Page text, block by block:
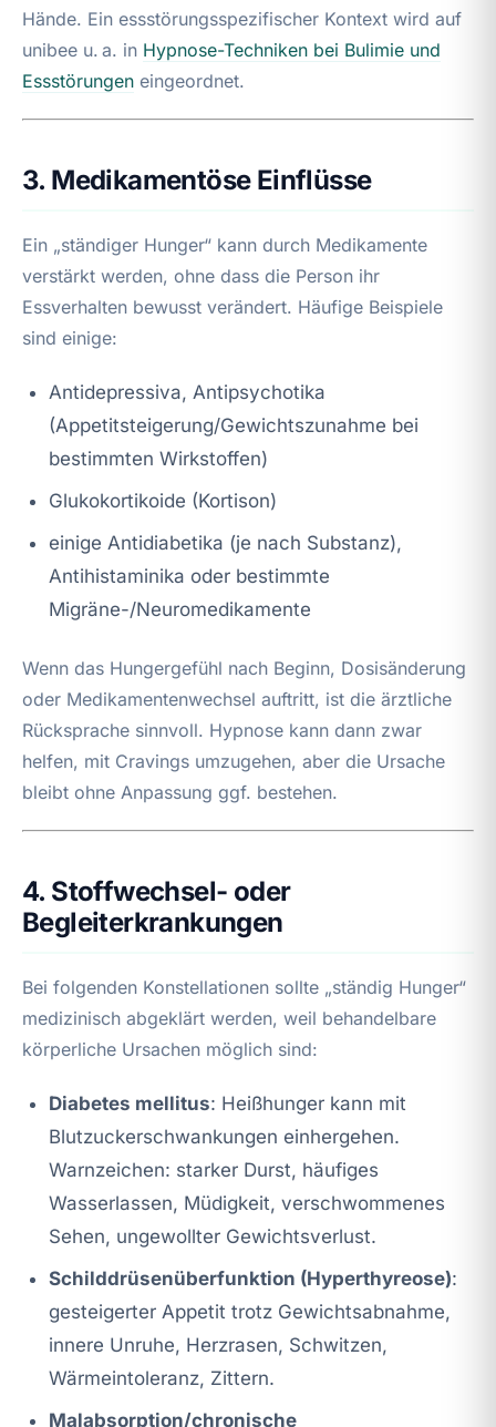
Hände. Ein essstörungsspezifischer Kontext wird auf
unibee u. a. in Hypnose-Techniken bei Bulimie und
Essstörungen eingeordnet.
3. Medikamentöse Einflüsse
Ein „ständiger Hunger“ kann durch Medikamente
verstärkt werden, ohne dass die Person ihr
Essverhalten bewusst verändert. Häufige Beispiele
sind einige:
Antidepressiva, Antipsychotika
(Appetitsteigerung/Gewichtszunahme bei
bestimmten Wirkstoffen)
Glukokortikoide (Kortison)
einige Antidiabetika (je nach Substanz),
Antihistaminika oder bestimmte
Migräne-/Neuromedikamente
Wenn das Hungergefühl nach Beginn, Dosisänderung
oder Medikamentenwechsel auftritt, ist die ärztliche
Rücksprache sinnvoll. Hypnose kann dann zwar
helfen, mit Cravings umzugehen, aber die Ursache
bleibt ohne Anpassung ggf. bestehen.
4. Stoffwechsel- oder
Begleiterkrankungen
Bei folgenden Konstellationen sollte „ständig Hunger“
medizinisch abgeklärt werden, weil behandelbare
körperliche Ursachen möglich sind:
Diabetes mellitus: Heißhunger kann mit
Blutzuckerschwankungen einhergehen.
Warnzeichen: starker Durst, häufiges
Wasserlassen, Müdigkeit, verschwommenes
Sehen, ungewollter Gewichtsverlust.
Schilddrüsenüberfunktion (Hyperthyreose):
gesteigerter Appetit trotz Gewichtsabnahme,
innere Unruhe, Herzrasen, Schwitzen,
Wärmeintoleranz, Zittern.
Malabsorption/chronische